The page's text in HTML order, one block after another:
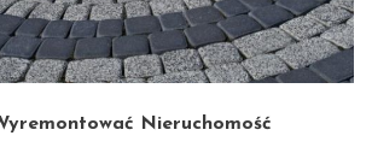
Nieruchomość